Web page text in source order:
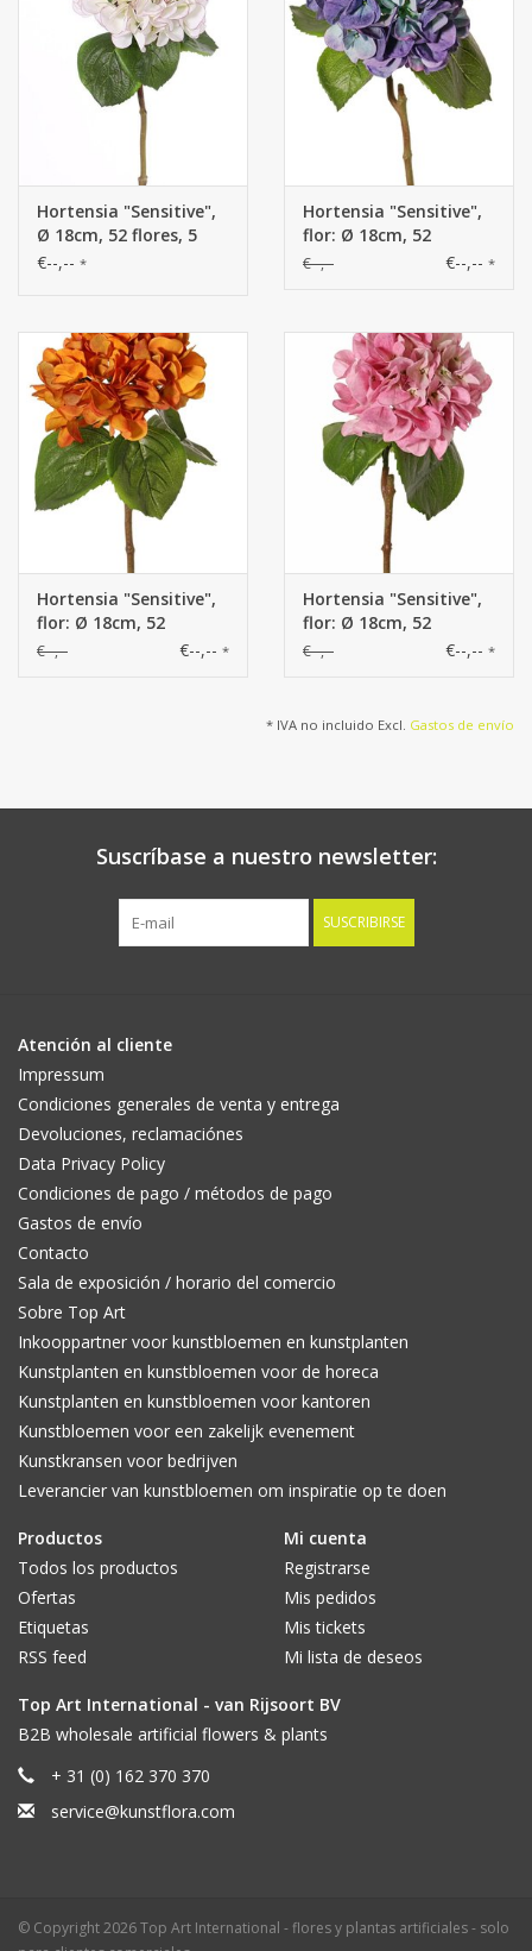
Hortensia "Sensitive",
Ø 18cm, 52 flores, 5
hojas, 60cm
€--,-- *
Hortensia "Sensitive",
flor: Ø 18cm, 52
pétalos & 5 hojas, 60
€--,-- €--,-- *
Hortensia "Sensitive",
flor: Ø 18cm, 52
pétalos & 5 hojas, 60
€--,-- €--,-- *
Hortensia "Sensitive",
flor: Ø 18cm, 52
pétalos & 5 hojas, 60
€--,-- €--,-- *
* IVA no incluido Excl. Gastos de envío
Suscríbase a nuestro newsletter:
SUSCRIBIRSE
Atención al cliente
Impressum
Condiciones generales de venta y entrega
Devoluciones, reclamaciónes
Data Privacy Policy
Condiciones de pago / métodos de pago
Gastos de envío
Contacto
Sala de exposición / horario del comercio
Sobre Top Art
Inkooppartner voor kunstbloemen en kunstplanten
Kunstplanten en kunstbloemen voor de horeca
Kunstplanten en kunstbloemen voor kantoren
Kunstbloemen voor een zakelijk evenement
Kunstkransen voor bedrijven
Leverancier van kunstbloemen om inspiratie op te doen
Productos
Todos los productos
Ofertas
Etiquetas
RSS feed
Mi cuenta
Registrarse
Mis pedidos
Mis tickets
Mi lista de deseos
Top Art International - van Rijsoort BV
B2B wholesale artificial flowers & plants
+ 31 (0) 162 370 370
service@kunstflora.com
© Copyright 2026 Top Art International - flores y plantas artificiales - solo